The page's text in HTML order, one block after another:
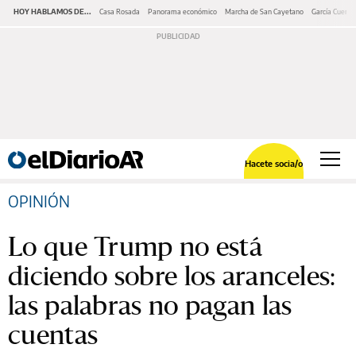
HOY HABLAMOS DE... Casa Rosada Panorama económico Marcha de San Cayetano García Cuerva
Hacete socia/o
OPINIÓN
Lo que Trump no está
diciendo sobre los aranceles:
las palabras no pagan las
cuentas